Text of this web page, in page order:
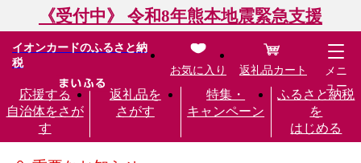
《受付中》 令和8年熊本地震緊急支援
イオンカードのふるさと納
税
応援する
自治体をさが
す
返礼品を
さがす
特集・
キャンペーン
ふるさと納税
を
はじめる
お気に入り 返礼品カート
メニ
ュー